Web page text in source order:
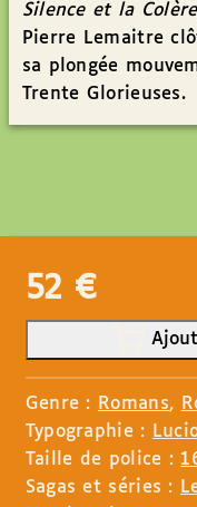
Silence et la Colère
Pierre Lemaitre
sa plongée
Trente Glorieuses.
52 €
Genre : Romans,
Typographie :
Taille de police :
Sagas et séries :